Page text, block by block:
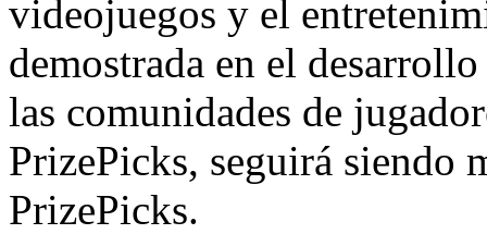
videojuegos y el
demostrada en el
las comunidades de
PrizePicks, seguirá siendo
PrizePicks.